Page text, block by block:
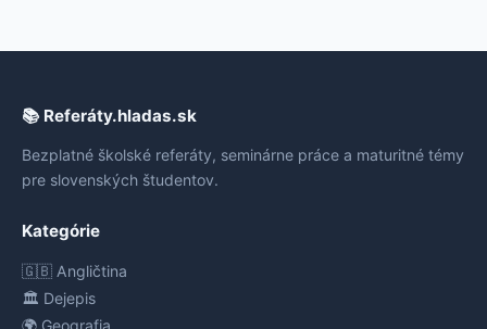
📚 Referáty.hladas.sk
Bezplatné školské referáty, seminárne práce a maturitné témy
pre slovenských študentov.
Kategórie
🇬🇧 Angličtina
🏛️ Dejepis
🌍 Geografia